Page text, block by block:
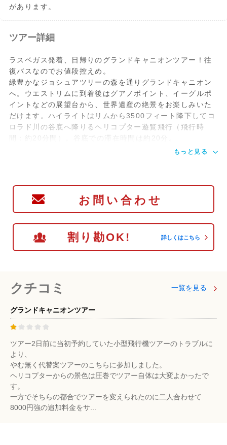
があります。
ツアー詳細
ラスベガス発着、日帰りのグランドキャニオンツアー！往
復バスなのでお値段控えめ。
緑豊かなジョシュアツリーの森を通りグランドキャニオン
へ。ウエストリムに到着後はグアノポイント、イーグルポ
イントなどの展望台から、世界遺産の絶景をお楽しみいた
だけます。ハイライトはリムから3500フィート降下してコ
ロラド川の谷底へ降りるヘリコプター遊覧飛行（飛行時
間：約20分間）。谷底での滞在時間は約20分。
もっと見る
お問い合わせ
割り勘OK! 詳しくはこちら
クチコミ 一覧を見る
グランドキャニオンツアー
ツアー2日前に当初予約していた小型飛行機ツアーのトラブルに
より、
やむ無く代替案ツアーのこちらに参加しました。
ヘリコプターからの景色は圧巻でツアー自体は大変よかったで
す。
一方でそちらの都合でツアーを変えられたのに二人合わせて
8000円強の追加料金をサ...